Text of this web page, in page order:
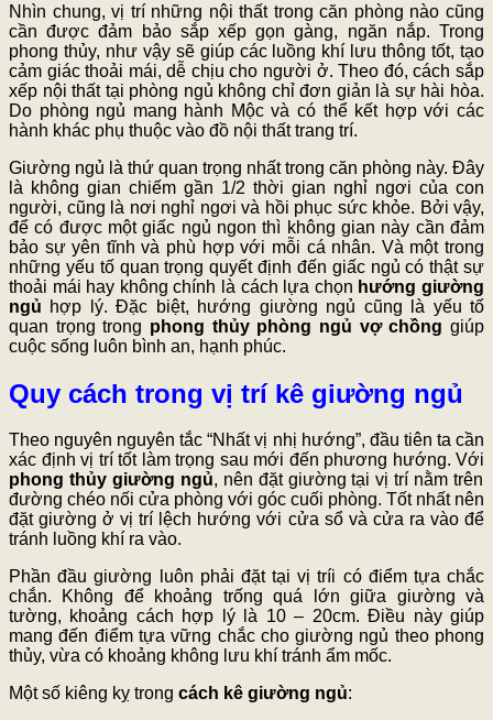
Nhìn chung, vị trí những nội thất trong căn phòng nào cũng
cần được đảm bảo sắp xếp gọn gàng, ngăn nắp. Trong
phong thủy, như vậy sẽ giúp các luồng khí lưu thông tốt, tạo
cảm giác thoải mái, dễ chịu cho người ở.Theo đó, cách sắp
xếp nội thất tại phòng ngủ không chỉ đơn giản là sự hài hòa.
Do phòng ngủ mang hành Mộc và có thể kết hợp với các
hành khác phụ thuộc vào đồ nội thất trang trí.
Giường ngủ là thứ quan trọng nhất trong căn phòng này. Đây
là không gian chiếm gần 1/2 thời gian nghỉ ngơi của con
người, cũng là nơi nghỉ ngơi và hồi phục sức khỏe. Bởi vậy,
đểcó được một giấc ngủ ngon thì không gian này cần đảm
bảo sự yên tĩnh và phù hợp với mỗi cá nhân. Và một trong
những yếu tố quan trọng quyết định đến giấc ngủ có thật sự
thoải mái hay không chính là cách lựa chọn hướng giường
ngủ hợp lý. Đặc biệt, hướng giường ngủ cũng là yếu tố
quan trọng trong phong thủy phòng ngủ vợ chồng giúp
cuộc sống luôn bình an, hạnh phúc.
Quy cách trong vị trí kê giường ngủ
Theo nguyên nguyên tắc “Nhất vị nhị hướng”, đầu tiên ta cần
xác định vị trí tốt làm trọng sau mới đến phương hướng. Với
phong thủy giường ngủ, nên đặt giường tại vị trí nằm trên
đường chéo nối cửa phòng với góc cuối phòng. Tốt nhất nên
đặt giường ở vị trí lệch hướng với cửa sổ và cửa ra vào để
tránh luồng khí ra vào.
Phần đầu giường luôn phải đặt tại vị tríi có điểm tựa chắc
chắn. Không để khoảng trống quá lớn giữa giường và
tường, khoảng cách hợp lý là 10 – 20cm. Điều này giúp
mang đến điểm tựa vững chắc cho giường ngủ theo phong
thủy, vừa có khoảng không lưu khí tránh ẩm mốc.
Một số kiêng kỵ trong cách kê giường ngủ: